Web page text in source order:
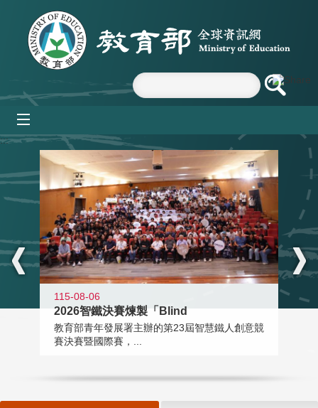
跳到主要內容區塊
:::
115-08-06
2026智鐵決賽煉製「Blind
教育部青年發展署主辦的第23屆智慧鐵人創意競
賽決賽暨國際賽，...